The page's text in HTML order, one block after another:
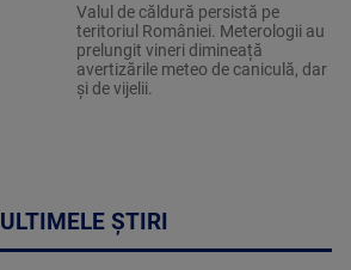
Valul de căldură persistă pe
teritoriul României. Meterologii au
prelungit vineri dimineață
avertizările meteo de caniculă, dar
și de vijelii.
ULTIMELE ȘTIRI